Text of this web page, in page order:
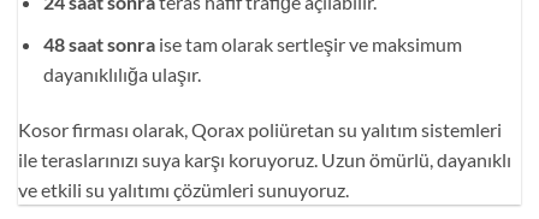
48 saat sonraise tam olarak sertleşir ve maksimum
dayanıklılığa ulaşır.
Kosor firması olarak, Qorax poliüretan su yalıtım sistemleri
ile teraslarınızı suya karşı koruyoruz. Uzun ömürlü, dayanıklı
ve etkili su yalıtımı çözümleri sunuyoruz.